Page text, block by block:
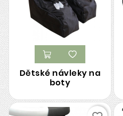
Dětské návleky na
boty